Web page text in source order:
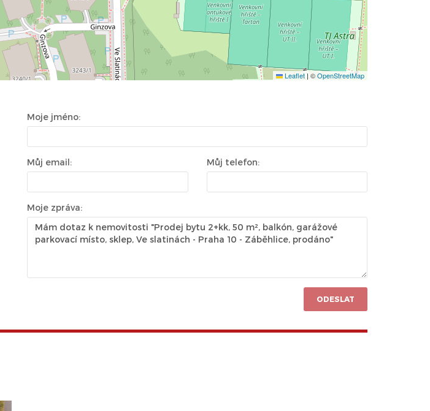
Leaflet | ©OpenStreetMap
Moje jméno:
Můj email: Můj telefon:
Moje zpráva:
ODESLAT